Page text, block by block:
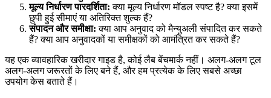
मूल्य निर्धारण पारदर्शिता: क्या मूल्य निर्धारण मॉडल स्पष्ट है? क्या इसमें
छुपी हुई सीमाएं या अतिरिक्त शुल्क हैं?
संपादन और समीक्षा: क्या आप अनुवाद को मैन्युअली संपादित कर सकते
हैं? क्या आप अनुवादकों या समीक्षकों को आमंत्रित कर सकते हैं?
यह एक व्यावहारिक खरीदार गाइड है, कोई लैब बेंचमार्क नहीं। अलग-अलग टूल
अलग-अलग जरूरतों के लिए बने हैं, और हम प्रत्येक के लिए सबसे अच्छा
उपयोग केस बताते हैं।